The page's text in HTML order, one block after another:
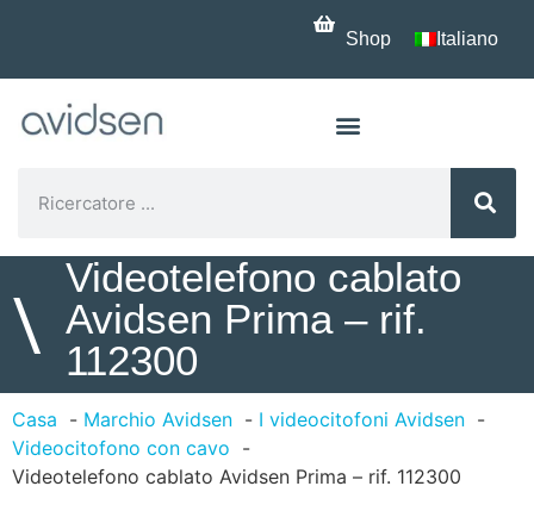
Shop Italiano
\
Videotelefono cablato
Avidsen Prima – rif.
112300
Casa Marchio Avidsen
I videocitofoni Avidsen
Videocitofono con cavo
Videotelefono cablato Avidsen Prima – rif. 112300